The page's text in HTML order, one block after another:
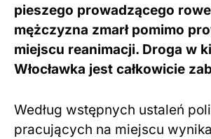
pieszego prowadzącego
mężczyzna zmarł pomimo
miejscu reanimacji. Droga w
Włocławka jest całkowicie
Według wstępnych ustaleń
pracujących na miejscu